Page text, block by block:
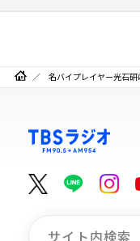
名バイプレイヤー光石研